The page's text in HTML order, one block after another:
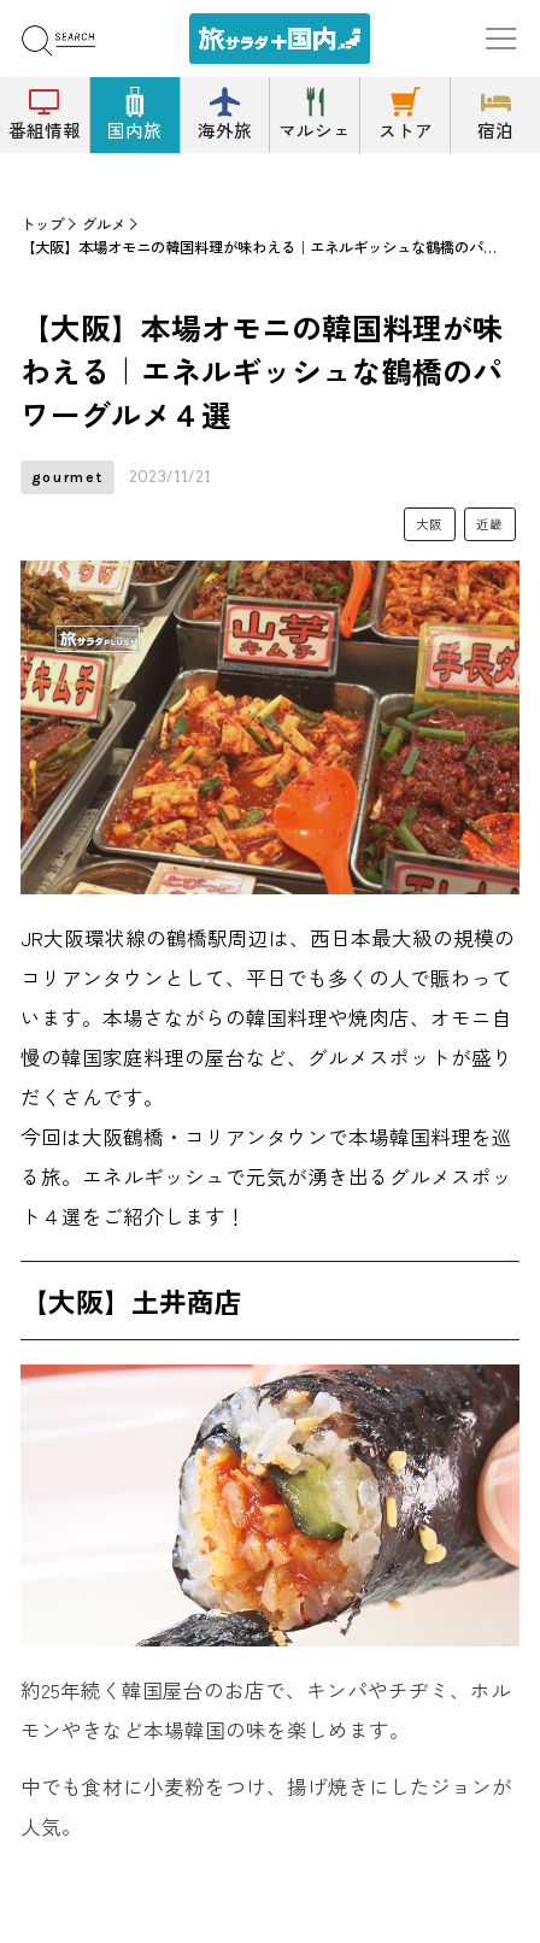
番組情報 国内旅 海外旅 マルシェ ストア 宿泊
トップ
グルメ
【大阪】本場オモニの韓国料理が味わえる｜エネルギッシュな鶴橋のパワーグルメ４選
【大阪】本場オモニの韓国料理が味
わえる｜エネルギッシュな鶴橋のパ
ワーグルメ４選
gourmet 2023/11/21
大阪 近畿
JR大阪環状線の鶴橋駅周辺は、西日本最大級の規模の
コリアンタウンとして、平日でも多くの人で賑わって
います。本場さながらの韓国料理や焼肉店、オモニ自
慢の韓国家庭料理の屋台など、グルメスポットが盛り
だくさんです。
今回は大阪鶴橋・コリアンタウンで本場韓国料理を巡
る旅。エネルギッシュで元気が湧き出るグルメスポッ
ト４選をご紹介します！
【大阪】土井商店
約25年続く韓国屋台のお店で、キンパやチヂミ、ホル
モンやきなど本場韓国の味を楽しめます。
中でも食材に小麦粉をつけ、揚げ焼きにしたジョンが
人気。